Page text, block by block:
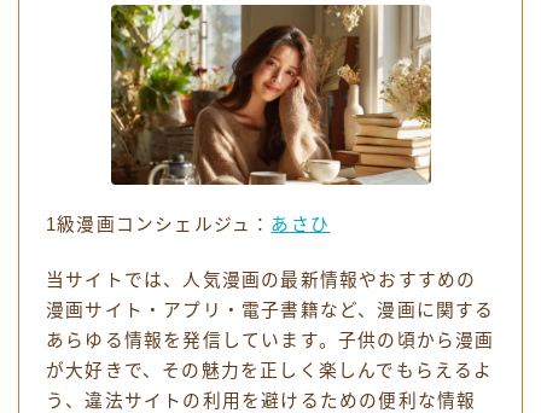
1級漫画コンシェルジュ： あさひ
当サイトでは、人気漫画の最新情報やおすすめの
漫画サイト・アプリ・電子書籍など、漫画に関する
あらゆる情報を発信しています。子供の頃から漫画
が大好きで、その魅力を正しく楽しんでもらえるよ
う、違法サイトの利用を避けるための便利な情報